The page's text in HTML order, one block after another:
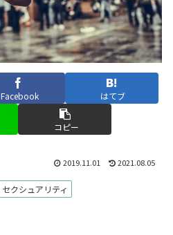
Facebook はてブ
コピー
2019.11.01 2021.08.05
セクシュアリティ